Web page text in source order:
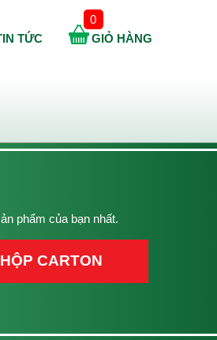
phẩm của bạn nhất.
CARTON
TỨC GIỎ HÀNG
0